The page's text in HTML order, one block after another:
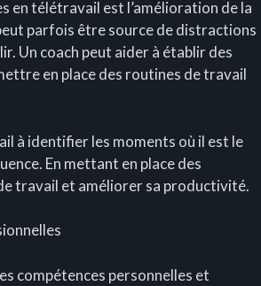
en télétravail est l’amélioration de la
parfois être source de distractions
Un coach peut aider à établir des
en place des routines de travail
à identifier les moments où il est le
En mettant en place des
travail et améliorer sa productivité.
compétences personnelles et